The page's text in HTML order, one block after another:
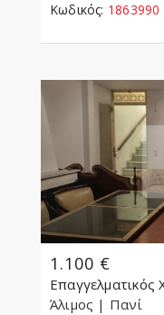
Κωδικός: 1863990
1.100 €
Επαγγελματικός
Άλιμος | Πανί